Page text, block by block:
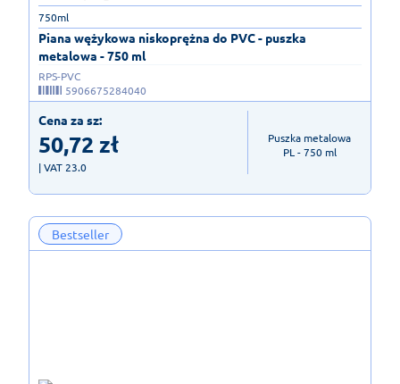
Piana wężykowa niskoprężna do PVC - puszka
metalowa - 750 ml
750ml
RPS-PVC
5906675284040
Cena za sz:
50,72 zł
| VAT 23.0
Puszka metalowa
PL - 750 ml
Bestseller